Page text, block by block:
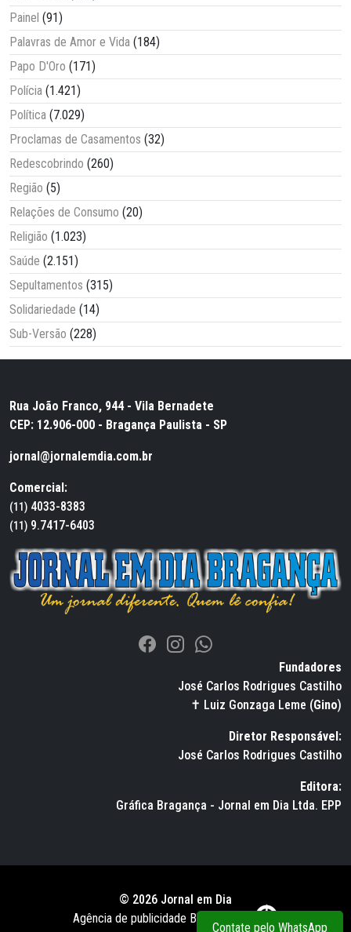
Painel (91)
Palavras de Amor e Vida (184)
Papo D'Oro (171)
Polícia (1.421)
Política (7.029)
Proclamas de Casamentos (32)
Redescobrindo (260)
Região (5)
Relações de Consumo (20)
Religião (1.023)
Saúde (2.151)
Sepultamentos (315)
Solidariedade (14)
Sub-Versão (228)
Rua João Franco, 944 - Vila Bernadete
CEP: 12.906-000 - Bragança Paulista - SP
jornal@jornalemdia.com.br
Comercial:
(11) 4033-8383
(11) 9.7417-6403
Fundadores
José Carlos Rodrigues Castilho
✝ Luiz Gonzaga Leme (Gino)
Diretor Responsável:
José Carlos Rodrigues Castilho
Editora:
Gráfica Bragança - Jornal em Dia Ltda. EPP
© 2026 Jornal em Dia
Agência de publicidade BWS RUSSO
Contate pelo WhatsApp